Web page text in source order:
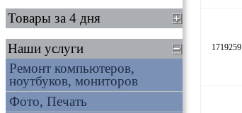
1719259
Товары за 4 дня
Наши услуги
Ремонт компьютеров,
ноутбуков, мониторов
Фото, Печать